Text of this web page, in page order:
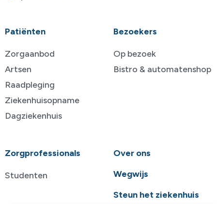
Patiënten
Zorgaanbod
Artsen
Raadpleging
Ziekenhuisopname
Dagziekenhuis
Bezoekers
Op bezoek
Bistro & automatenshop
Zorgprofessionals
Studenten
Over ons
Wegwijs
Steun het ziekenhuis